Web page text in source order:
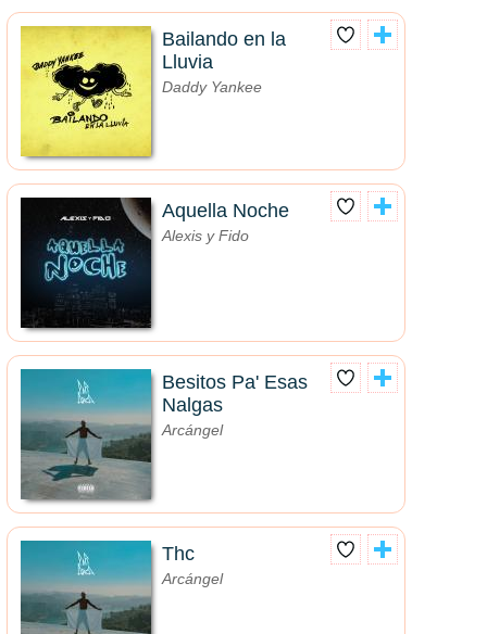
Bailando en la
Lluvia
Daddy Yankee
Aquella Noche
Alexis y Fido
Besitos Pa' Esas
Nalgas
Arcángel
Thc
Arcángel